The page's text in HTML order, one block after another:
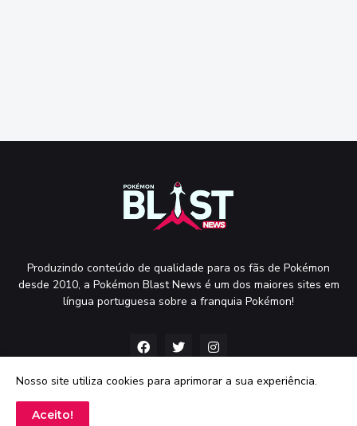
Produzindo conteúdo de qualidade para os fãs de Pokémon
desde 2010, a Pokémon Blast News é um dos maiores sites em
língua portuguesa sobre a franquia Pokémon!
Nosso site utiliza cookies para aprimorar a sua experiência.
Aceito!